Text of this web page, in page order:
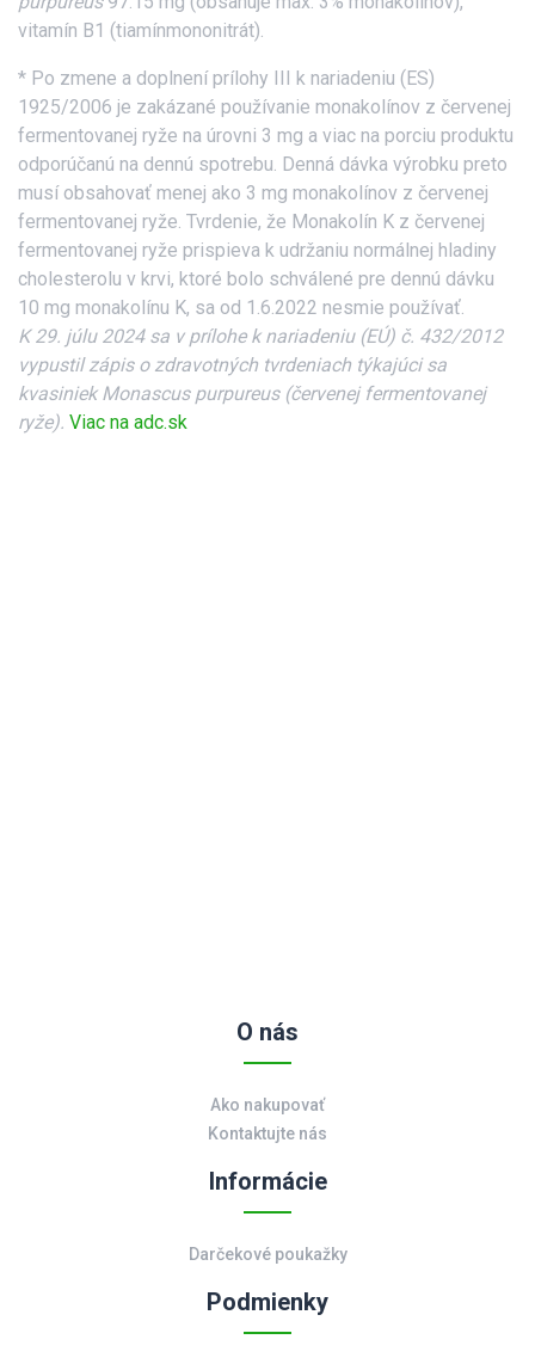
vitamín B1 (tiamínmononitrát).
* Po zmene a doplnení prílohy III k nariadeniu (ES)
1925/2006 je zakázané používanie monakolínov z červenej
fermentovanej ryže na úrovni 3 mg a viac na porciu produktu
odporúčanú na dennú spotrebu. Denná dávka výrobku preto
musí obsahovať menej ako 3 mg monakolínov z červenej
fermentovanej ryže. Tvrdenie, že Monakolín K z červenej
fermentovanej ryže prispieva k udržaniu normálnej hladiny
cholesterolu v krvi, ktoré bolo schválené pre dennú dávku
10 mg monakolínu K, sa od 1.6.2022 nesmie používať.
K 29. júlu 2024 sa v prílohe k nariadeniu (EÚ) č. 432/2012
vypustil zápis o zdravotných tvrdeniach týkajúci sa
kvasiniek Monascus purpureus (červenej fermentovanej
ryže). Viac na adc.sk
O nás
Ako nakupovať
Kontaktujte nás
Informácie
Darčekové poukažky
Podmienky